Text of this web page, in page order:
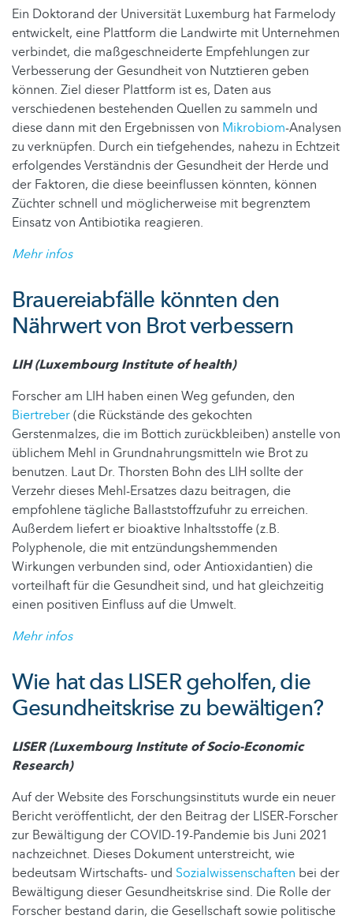
Ein Doktorand der Universität Luxemburg hat Farmelody
entwickelt, eine Plattform die Landwirte mit Unternehmen
verbindet, die maßgeschneiderte Empfehlungen zur
Verbesserung der Gesundheit von Nutztieren geben
können. Ziel dieser Plattform ist es, Daten aus
verschiedenen bestehenden Quellen zu sammeln und
diese dann mit den Ergebnissen von Mikrobiom-Analysen
zu verknüpfen. Durch ein tiefgehendes, nahezu in Echtzeit
erfolgendes Verständnis der Gesundheit der Herde und
der Faktoren, die diese beeinflussen könnten, können
Züchter schnell und möglicherweise mit begrenztem
Einsatz von Antibiotika reagieren.
Mehr infos
Brauereiabfälle könnten den
Nährwert von Brot verbessern
LIH (Luxembourg Institute of health)
Forscher am LIH haben einen Weg gefunden, den
Biertreber(die Rückstände des gekochten
Gerstenmalzes, die im Bottich zurückbleiben) anstelle von
üblichem Mehl in Grundnahrungsmitteln wie Brot zu
benutzen. Laut Dr. Thorsten Bohn des LIH sollte der
Verzehr dieses Mehl-Ersatzes dazu beitragen, die
empfohlene tägliche Ballaststoffzufuhr zu erreichen.
Außerdem liefert er bioaktive Inhaltsstoffe (z.B.
Polyphenole, die mit entzündungshemmenden
Wirkungen verbunden sind, oder Antioxidantien) die
vorteilhaft für die Gesundheit sind, und hat gleichzeitig
einen positiven Einfluss auf die Umwelt.
Mehr infos
Wie hat das LISER geholfen, die
Gesundheitskrise zu bewältigen?
LISER (Luxembourg Institute of Socio-Economic
Research)
Auf der Website des Forschungsinstituts wurde ein neuer
Bericht veröffentlicht, der den Beitrag der LISER-Forscher
zur Bewältigung der COVID-19-Pandemie bis Juni 2021
nachzeichnet. Dieses Dokument unterstreicht, wie
bedeutsam Wirtschafts- und Sozialwissenschaften bei der
Bewältigung dieser Gesundheitskrise sind. Die Rolle der
Forscher bestand darin, die Gesellschaft sowie politische